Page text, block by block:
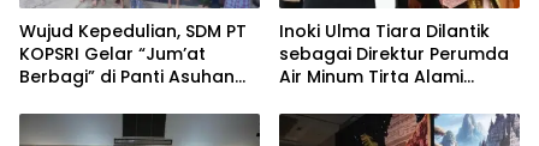
Wujud Kepedulian, SDM PT
KOPSRI Gelar “Jum’at
Berbagi” di Panti Asuhan
Inoki Ulma Tiara Dilantik
sebagai Direktur Perumda
Air Minum Tirta Alami
2026–2031